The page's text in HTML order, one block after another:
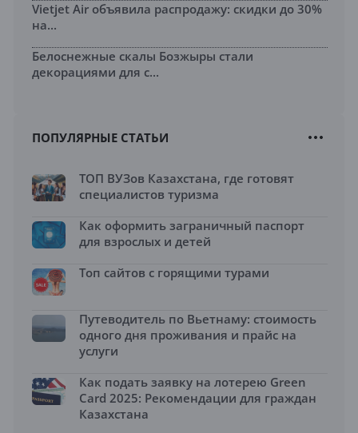
Vietjet Air объявила распродажу: скидки до 30%
на...
Белоснежные скалы Бозжыры стали
декорациями для с...
ПОПУЛЯРНЫЕ СТАТЬИ
ТОП ВУЗов Казахстана, где готовят
специалистов туризма
Как оформить заграничный паспорт
для взрослых и детей
Топ сайтов с горящими турами
Путеводитель по Вьетнаму: стоимость
одного дня проживания и прайс на
услуги
Как подать заявку на лотерею Green
Card 2025: Рекомендации для граждан
Казахстана